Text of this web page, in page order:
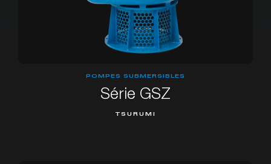
POMPES SUBMERSIBLES
Série GSZ
TSURUMI